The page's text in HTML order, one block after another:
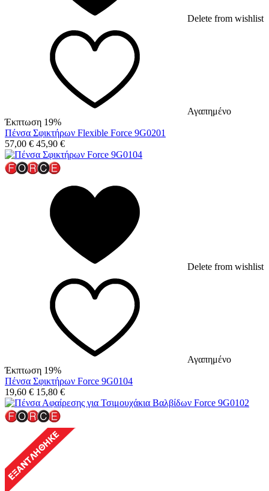
Delete from wishlist
Αγαπημένο
Έκπτωση 19%
Πένσα Σφικτήρων Flexible Force 9G0201
57,00 € 45,90 €
Delete from wishlist
Αγαπημένο
Έκπτωση 19%
Πένσα Σφικτήρων Force 9G0104
19,60 € 15,80 €